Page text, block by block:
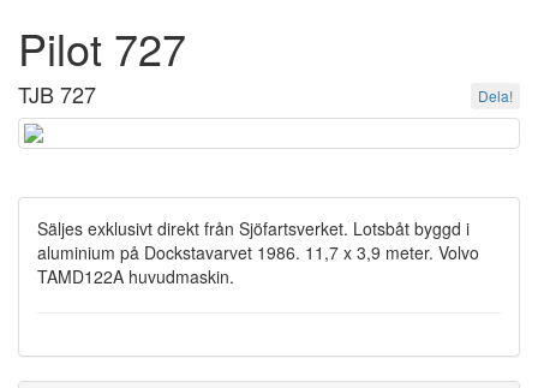
Pilot 727
TJB 727 Dela!
Säljes exklusivt direkt från Sjöfartsverket. Lotsbåt byggd i
aluminium på Dockstavarvet 1986. 11,7 x 3,9 meter. Volvo
TAMD122A huvudmaskin.